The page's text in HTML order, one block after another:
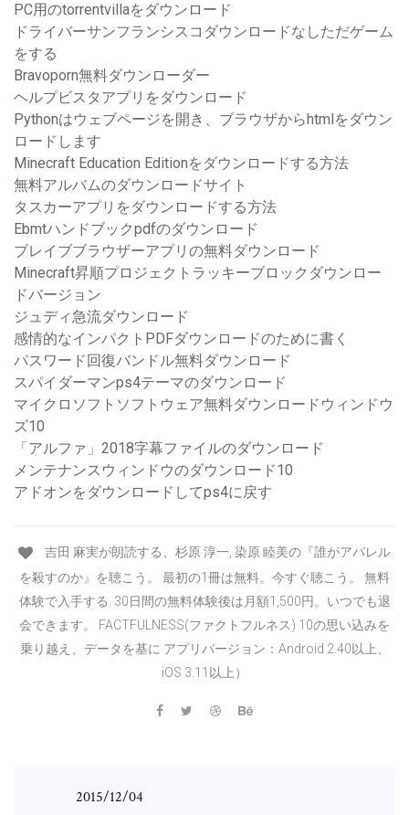
PC用のtorrentvillaをダウンロード
ドライバーサンフランシスコダウンロードなしただゲーム
をする
Bravoporn無料ダウンローダー
ヘルプビスタアプリをダウンロード
Pythonはウェブページを開き、ブラウザからhtmlをダウン
ロードします
Minecraft Education Editionをダウンロードする方法
無料アルバムのダウンロードサイト
タスカーアプリをダウンロードする方法
Ebmtハンドブックpdfのダウンロード
ブレイブブラウザーアプリの無料ダウンロード
Minecraft昇順プロジェクトラッキーブロックダウンロー
ドバージョン
ジュディ急流ダウンロード
感情的なインパクトPDFダウンロードのために書く
パスワード回復バンドル無料ダウンロード
スパイダーマンps4テーマのダウンロード
マイクロソフトソフトウェア無料ダウンロードウィンドウ
ズ10
「アルファ」2018字幕ファイルのダウンロード
メンテナンスウィンドウのダウンロード10
アドオンをダウンロードしてps4に戻す
吉田 麻実が朗読する、杉原 淳一, 染原 睦美の『誰がアパレル
を殺すのか』を聴こう。 最初の1冊は無料。今すぐ聴こう。 無料
体験で入手する. 30日間の無料体験後は月額1,500円。いつでも退
会できます。 FACTFULNESS(ファクトフルネス) 10の思い込みを
乗り越え、データを基に アプリバージョン：Android 2.40以上、
iOS 3.11以上）
2015/12/04